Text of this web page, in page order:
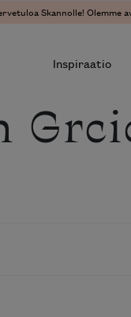
Skannolle! Olemme
Inspiraatio